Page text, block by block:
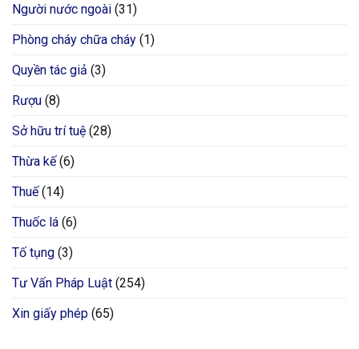
Người nước ngoài (31)
Phòng cháy chữa cháy (1)
Quyền tác giả (3)
Rượu (8)
Sở hữu trí tuệ (28)
Thừa kế(6)
Thuế(14)
Thuốc lá (6)
Tố tụng (3)
Tư Vấn Pháp Luật (254)
Xin giấy phép (65)